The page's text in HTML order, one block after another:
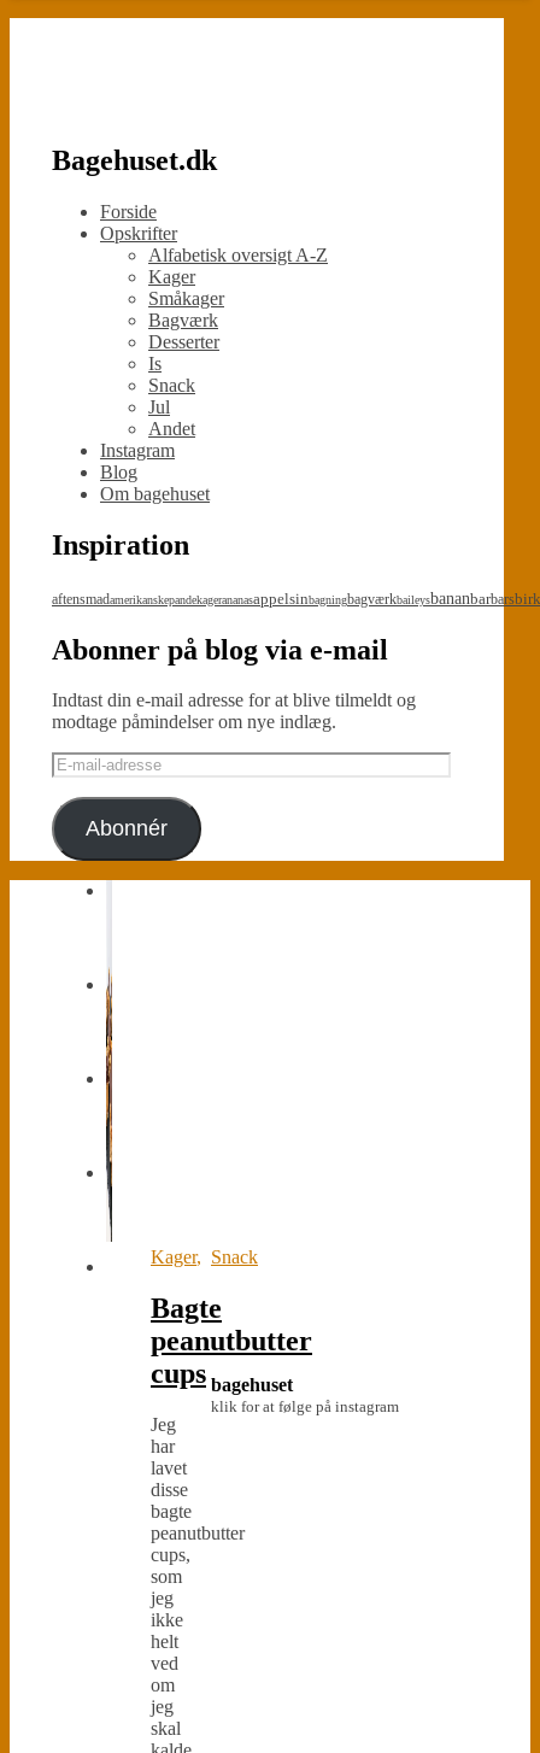
Bagehuset.dk
Forside
Opskrifter
Alfabetisk oversigt A-Z
Kager
Småkager
Bagværk
Desserter
Is
Snack
Jul
Andet
Instagram
Blog
Om bagehuset
Inspiration
aftensmadamerikanskepandekagerananasappelsinbagningbagværkbaileysbananbarbars
Abonner på blog via e-mail
Indtast din e-mail adresse for at blive tilmeldt og
modtage påmindelser om nye indlæg.
E-
mail-
adresse
Abonnér
Kager, Snack
Bagte
peanutbutter
cups
Jeg
har
lavet
disse
bagte
peanutbutter
cups,
som
jeg
ikke
helt
ved
om
jeg
skal
bagehuset
klik for at følge på instagram